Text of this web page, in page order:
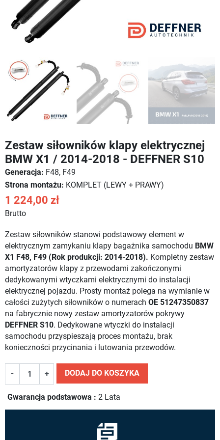
Zestaw siłowników klapy elektrycznej
BMW X1 / 2014-2018 - DEFFNER S10
Generacja: F48, F49
Strona montażu: KOMPLET (LEWY + PRAWY)
1 224,00 zł
Brutto
Zestaw siłowników stanowi podstawowy element w
elektrycznym zamykaniu klapy bagażnika samochodu BMW
X1 F48, F49 (Rok produkcji: 2014-2018). Kompletny zestaw
amortyzatorów klapy z przewodami zakończonymi
dedykowanymi wtyczkami elektrycznymi do instalacji
elektrycznej pojazdu. Prosty montaż polega na wymianie w
całości zużytych siłowników o numerach OE 51247350837
na fabrycznie nowy zestaw amortyzatorów pokrywy
DEFFNER S10. Dedykowane wtyczki do instalacji
samochodu przyspieszają proces montażu, brak
konieczności przycinania i lutowania przewodów.
- + DODAJ DO KOSZYKA
Gwarancja podstawowa : 2 Lata